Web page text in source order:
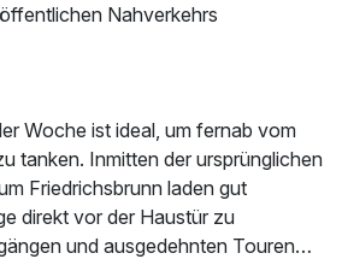
Nahverkehrs
Woche ist ideal, um fernab vom
tanken. Inmitten der ursprünglichen
Friedrichsbrunn laden gut
direkt vor der Haustür zu
und ausgedehnten Touren